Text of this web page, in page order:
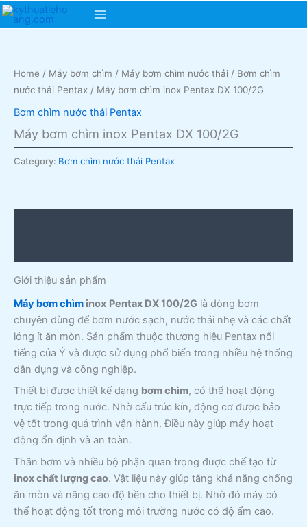
Skip
Main
Home / Máy bơm chìm / Máy bơm chìm nước thải / Bơm chìm
nước thải Pentax / Máy bơm chìm inox Pentax DX 100/2G
Bơm chìm nước thải Pentax
Máy bơm chìm inox Pentax DX 100/2G
Category: Bơm chìm nước thải Pentax
Giới thiệu sản phẩm
Máy bơm chìm inox Pentax DX 100/2G là dòng bơm
chuyên dùng để bơm nước sạch, nước thải nhẹ và các chất
lỏng ít ăn mòn. Sản phẩm thuộc thương hiệu Pentax nổi
tiếng của Ý và được sử dụng phổ biến trong nhiều hệ thống
dân dụng và công nghiệp.
Thiết bị được thiết kế dạng bơm chìm, có thể hoạt động
trực tiếp trong nước. Nhờ cấu trúc kín, động cơ được bảo
vệ tốt trong quá trình vận hành. Điều này giúp máy hoạt
động ổn định và an toàn.
Thân bơm và nhiều bộ phận quan trọng được chế tạo từ
inox chất lượng cao. Vật liệu này giúp tăng khả năng chống
ăn mòn và nâng cao độ bền cho thiết bị. Nhờ đó máy có
thể hoạt động tốt trong môi trường nước có độ ẩm cao.